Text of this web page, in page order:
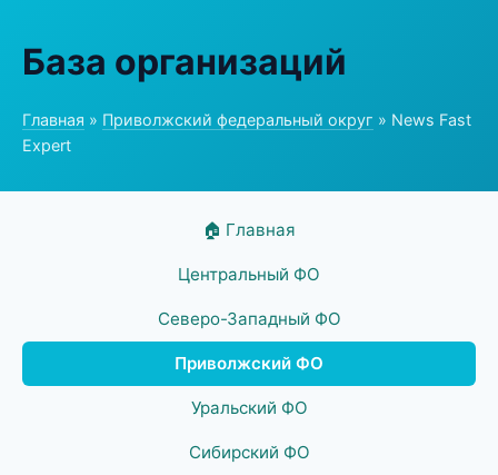
База организаций
Главная » Приволжский федеральный округ » News Fast
Expert
🏠 Главная
Центральный ФО
Северо-Западный ФО
Приволжский ФО
Уральский ФО
Сибирский ФО